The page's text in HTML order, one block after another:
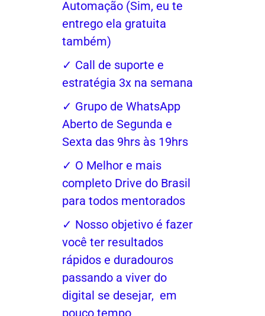
Automação (Sim, eu te
entrego ela gratuita
também)
✓ Call de suporte e
estratégia 3x na semana
✓ Grupo de WhatsApp
Aberto de Segunda e
Sexta das 9hrs às 19hrs
✓ O Melhor e mais
completo Drive do Brasil
para todos mentorados
✓ Nosso objetivo é fazer
você ter resultados
rápidos e duradouros
passando a viver do
digital se desejar, em